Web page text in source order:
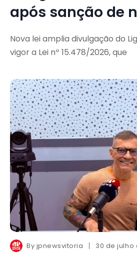
após sanção de
Nova lei amplia divulgação do
vigor a Lei nº 15.478/2026, que
By jpnewsvitoria 30 de julho